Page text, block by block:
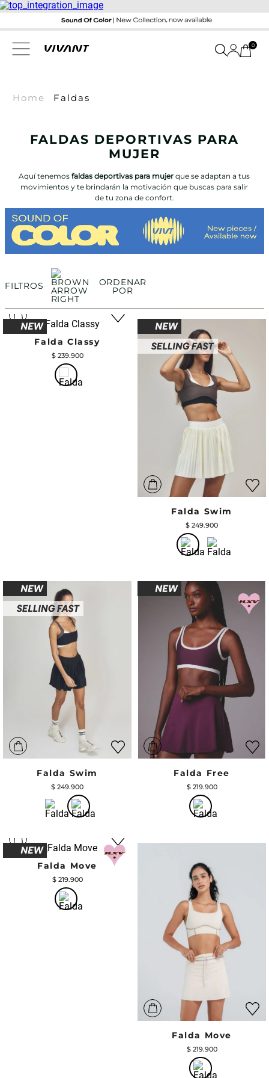
0
Home Faldas
FALDAS DEPORTIVAS PARA
MUJER
Aquí tenemosfaldas deportivas para mujer que se adaptan a tus
movimientos y te brindarán la motivación que buscas para salir
de tu zona de confort.
FILTROS ORDENAR
POR
Falda Classy
$ 239.900
Falda Swim
$ 249.900
Falda Swim
$ 249.900
Falda Free
$ 219.900
Falda Move
$ 219.900
Falda Move
$ 219.900